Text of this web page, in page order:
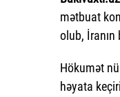
mətbuat
olub, İranın
Hökumət
həyata